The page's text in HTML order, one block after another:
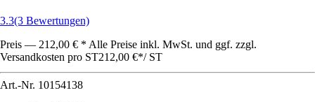
3.3(3 Bewertungen)
Preis — 212,00 € * Alle Preise inkl. MwSt. und ggf. zzgl.
Versandkosten pro ST212,00 €*/ ST
Art.-Nr. 10154138